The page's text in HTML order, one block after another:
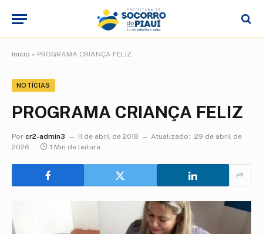
Início » PROGRAMA CRIANÇA FELIZ
NOTÍCIAS
PROGRAMA CRIANÇA FELIZ
Por cr2-admin3 11 de abril de 2018 Atualizado: 29 de abril de
2026
1 Min de leitura